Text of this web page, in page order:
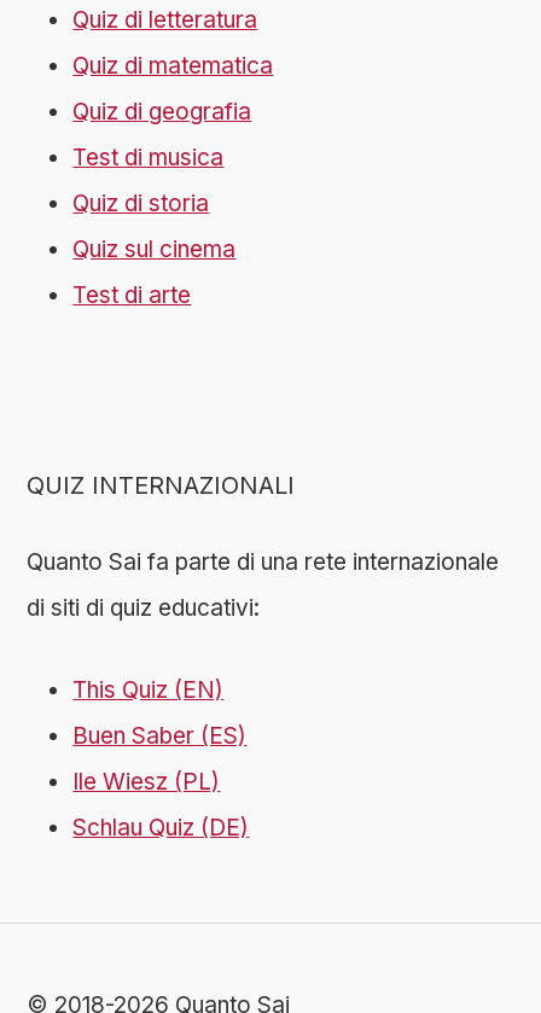
Quiz di letteratura
Quiz di matematica
Quiz di geografia
Test di musica
Quiz di storia
Quiz sul cinema
Test di arte
QUIZ INTERNAZIONALI
Quanto Sai fa parte di una rete internazionale
di siti di quiz educativi:
This Quiz (EN)
Buen Saber (ES)
Ile Wiesz (PL)
Schlau Quiz (DE)
© 2018-2026 Quanto Sai